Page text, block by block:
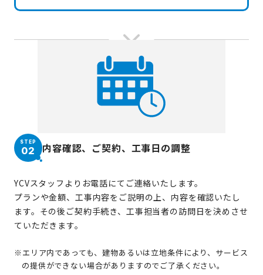
STEP
02 内容確認、ご契約、工事日の調整
YCVスタッフよりお電話にてご連絡いたします。
プランや金額、工事内容をご説明の上、内容を確認いたし
ます。その後ご契約手続き、工事担当者の訪問日を決めさせ
ていただきます。
※エリア内であっても、建物あるいは立地条件により、サービス
の提供ができない場合がありますのでご了承ください。